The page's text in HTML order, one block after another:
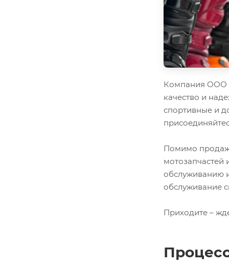
Компания ООО
качество и
спортивные и
Помимо
мотозапчастей
обслуживанию
обслуживание
Приходите –